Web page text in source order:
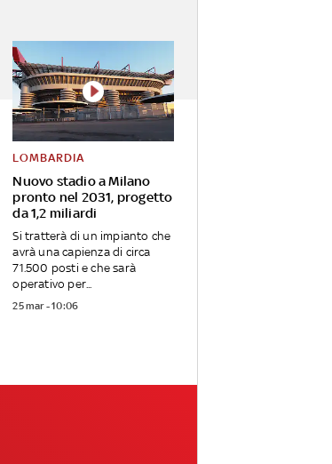
Nuovo stadio a Milano
pronto nel 2031, progetto
da 1,2 miliardi
LOMBARDIA
Si tratterà di un impianto che
avrà una capienza di circa
71.500 posti e che sarà
operativo per...
25 mar - 10:06